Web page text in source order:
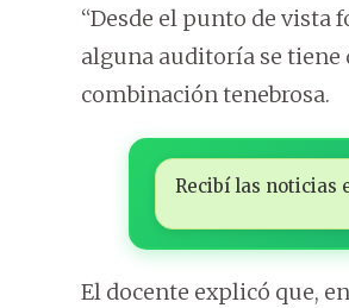
“Desde el punto de vista
alguna auditoría se tiene
combinación tenebrosa.
Recibí las noticias
El docente explicó que,